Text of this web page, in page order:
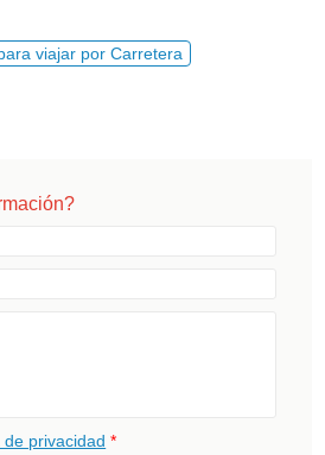
viajar por Carretera
de privacidad *